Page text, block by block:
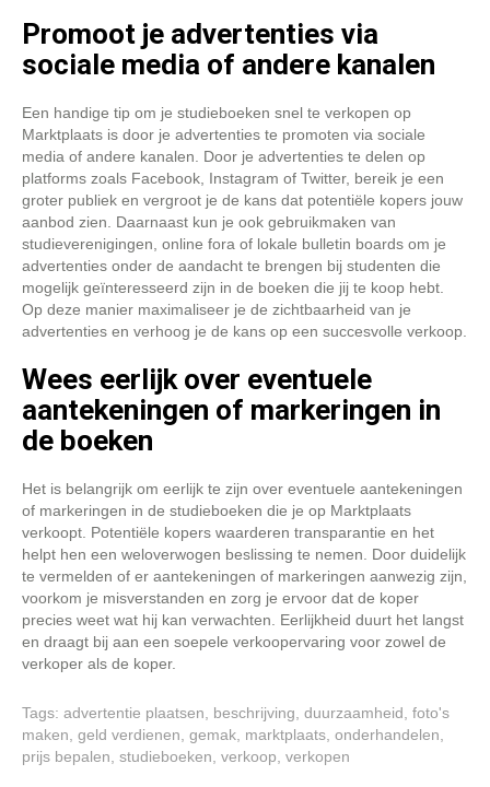
Promoot je advertenties via
sociale media of andere kanalen
Een handige tip om je studieboeken snel te verkopen op
Marktplaats is door je advertenties te promoten via sociale
media of andere kanalen. Door je advertenties te delen op
platforms zoals Facebook, Instagram of Twitter, bereik je een
groter publiek en vergroot je de kans dat potentiële kopers jouw
aanbod zien. Daarnaast kun je ook gebruikmaken van
studieverenigingen, online fora of lokale bulletin boards om je
advertenties onder de aandacht te brengen bij studenten die
mogelijk geïnteresseerd zijn in de boeken die jij te koop hebt.
Op deze manier maximaliseer je de zichtbaarheid van je
advertenties en verhoog je de kans op een succesvolle verkoop.
Wees eerlijk over eventuele
aantekeningen of markeringen in
de boeken
Het is belangrijk om eerlijk te zijn over eventuele aantekeningen
of markeringen in de studieboeken die je op Marktplaats
verkoopt. Potentiële kopers waarderen transparantie en het
helpt hen een weloverwogen beslissing te nemen. Door duidelijk
te vermelden of er aantekeningen of markeringen aanwezig zijn,
voorkom je misverstanden en zorg je ervoor dat de koper
precies weet wat hij kan verwachten. Eerlijkheid duurt het langst
en draagt bij aan een soepele verkoopervaring voor zowel de
verkoper als de koper.
Tags: advertentie plaatsen beschrijving duurzaamheid foto's
maken geld verdienen gemak marktplaats onderhandelen
prijs bepalen studieboeken verkoop verkopen